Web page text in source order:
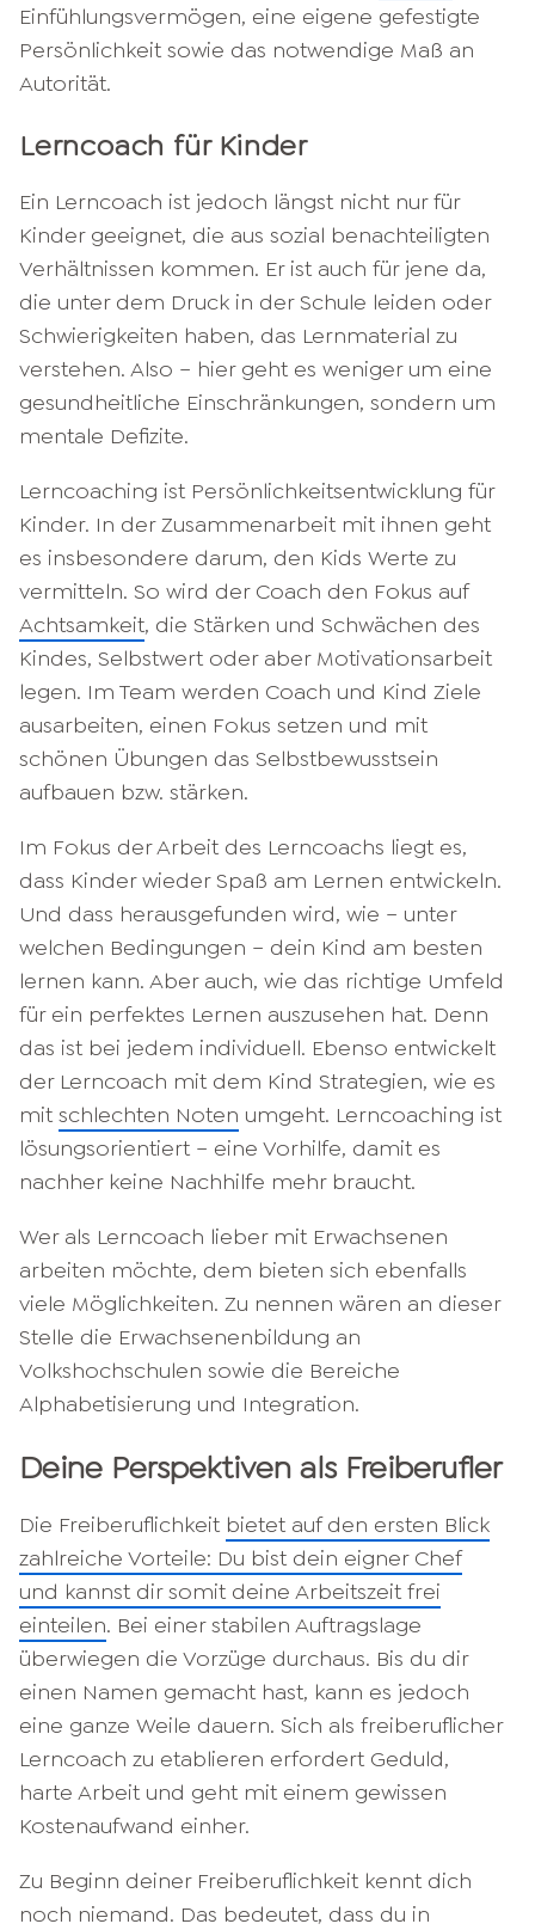
Einfühlungsvermögen, eine eigene gefestigte
Persönlichkeit sowie das notwendige Maß an
Autorität.
Lerncoach für Kinder
Ein Lerncoach ist jedoch längst nicht nur für
Kinder geeignet, die aus sozial benachteiligten
Verhältnissen kommen. Er ist auch für jene da,
die unter dem Druck in der Schule leiden oder
Schwierigkeiten haben, das Lernmaterial zu
verstehen. Also – hier geht es weniger um eine
gesundheitliche Einschränkungen, sondern um
mentale Defizite.
Lerncoaching ist Persönlichkeitsentwicklung für
Kinder. In der Zusammenarbeit mit ihnen geht
es insbesondere darum, den Kids Werte zu
vermitteln. So wird der Coach den Fokus auf
Achtsamkeit, die Stärken und Schwächen des
Kindes, Selbstwert oder aber Motivationsarbeit
legen. Im Team werden Coach und Kind Ziele
ausarbeiten, einen Fokus setzen und mit
schönen Übungen das Selbstbewusstsein
aufbauen bzw. stärken.
Im Fokus der Arbeit des Lerncoachs liegt es,
dass Kinder wieder Spaß am Lernen entwickeln.
Und dass herausgefunden wird, wie – unter
welchen Bedingungen – dein Kind am besten
lernen kann. Aber auch, wie das richtige Umfeld
für ein perfektes Lernen auszusehen hat. Denn
das ist bei jedem individuell. Ebenso entwickelt
der Lerncoach mit dem Kind Strategien, wie es
mit schlechten Noten umgeht. Lerncoaching ist
lösungsorientiert – eine Vorhilfe, damit es
nachher keine Nachhilfe mehr braucht.
Wer als Lerncoach lieber mit Erwachsenen
arbeiten möchte, dem bieten sich ebenfalls
viele Möglichkeiten. Zu nennen wären an dieser
Stelle die Erwachsenenbildung an
Volkshochschulen sowie die Bereiche
Alphabetisierung und Integration.
Deine Perspektiven als Freiberufler
Die Freiberuflichkeit bietet auf den ersten Blick
zahlreiche Vorteile: Du bist dein eigner Chef
und kannst dir somit deine Arbeitszeit frei
einteilen. Bei einer stabilen Auftragslage
überwiegen die Vorzüge durchaus. Bis du dir
einen Namen gemacht hast, kann es jedoch
eine ganze Weile dauern. Sich als freiberuflicher
Lerncoach zu etablieren erfordert Geduld,
harte Arbeit und geht mit einem gewissen
Kostenaufwand einher.
Zu Beginn deiner Freiberuflichkeit kennt dich
noch niemand. Das bedeutet, dass du in